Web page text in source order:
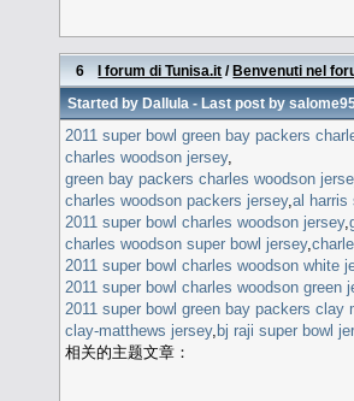
6 I forum di Tunisa.it /Benvenuti nel
Started byDallula- Last post by
2011 super bowl green bay packers
charles woodson jersey,
green bay packers charles woodson
charles woodson packers jersey, al harris
2011 super bowl charles woodson jersey,
charles woodson super bowl jersey,
2011 super bowl charles woodson white
2011 super bowl charles woodson green
2011 super bowl green bay packers clay
clay-matthews jersey, bj raji super bowl
相关的主题文章：